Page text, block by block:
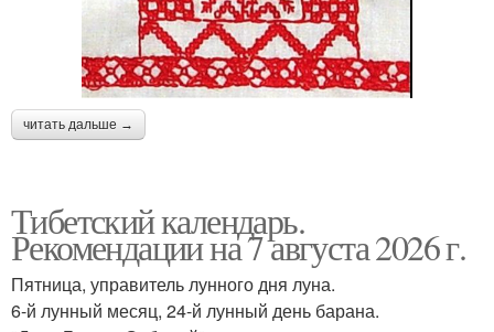
читать дальше →
Тибетский календарь.
Рекомендации на 7 августа 2026 г.
Пятница, управитель лунного дня луна.
6-й лунный месяц, 24-й лунный день барана.